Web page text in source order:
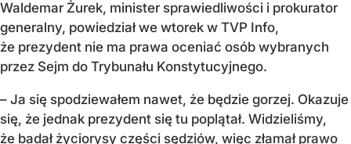
Waldemar Żurek, minister sprawiedliwości i prokurator
generalny, powiedział we wtorek w TVP Info,
że prezydent nie ma prawa oceniać osób wybranych
przez Sejm do Trybunału Konstytucyjnego.
– Ja się spodziewałem nawet, że będzie gorzej. Okazuje
się, że jednak prezydent się tu poplątał. Widzieliśmy,
że badał życiorysy części sędziów, więc złamał prawo